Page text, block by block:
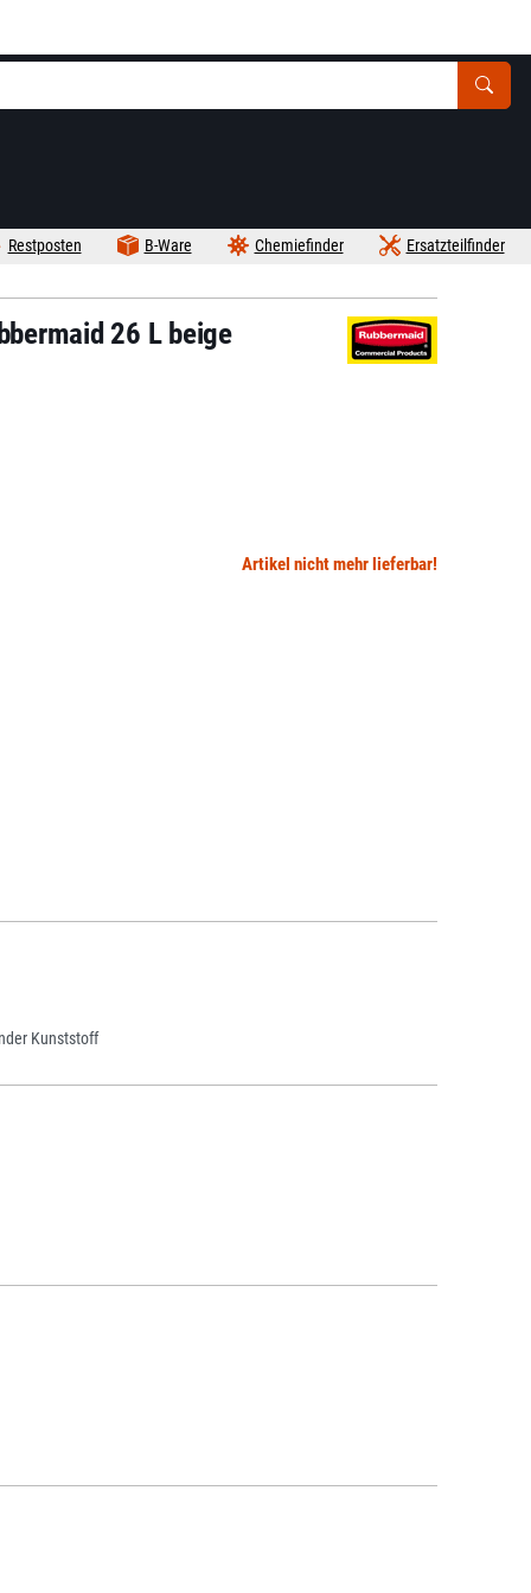
Ersatzteilfinder
Chemiefinder
B-Ware
Restposten
26 L beige
Artikel nicht mehr lieferbar!
Kunststoff